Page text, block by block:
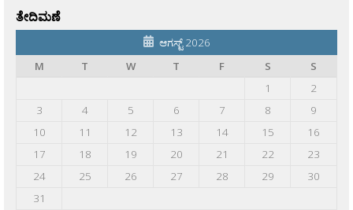
ತೇದಿಮಣೆ
ಆಗಸ್ಟ್ 2026
M
T W T F S
S
1
2
3
4 5 6 7 8
9
10
11 12 13 14 15
16
17
18 19 20 21 22
23
24
25 26 27 28 29
30
31